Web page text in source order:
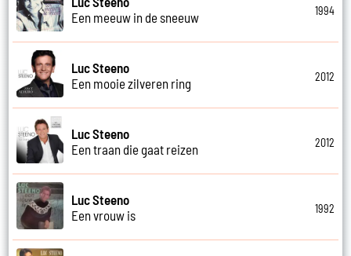
Een meeuw in de sneeuw
1994
Luc Steeno
Een mooie zilveren ring
2012
Luc Steeno
Een traan die gaat reizen
2012
Luc Steeno
Een vrouw is
1992